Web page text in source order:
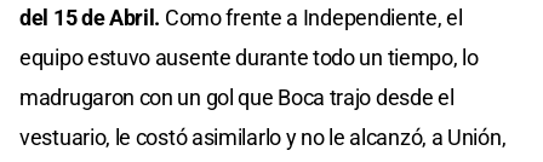
del 15 de Abril. Como frente a Independiente, el
equipo estuvo ausente durante todo un tiempo, lo
madrugaron con un gol que Boca trajo desde el
vestuario, le costó asimilarlo y no le alcanzó, a Unión,